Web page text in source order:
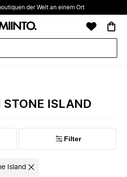
der Welt an einem Ort
STONE ISLAND
Filter
Island